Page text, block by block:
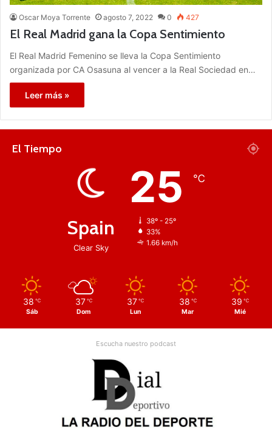
Oscar Moya Torrente agosto 7, 2022 0 427
El Real Madrid gana la Copa Sentimiento
El Real Madrid Femenino se lleva la Copa Sentimiento
organizada por CA Osasuna al vencer a la Real Sociedad en…
Leer más »
El Tiempo
Spain
Clear Sky
25 ℃
38º - 25º
33%
1.66 km/h
38 ℃
Sáb
37 ℃
Dom
37 ℃
Lun
38 ℃
Mar
39 ℃
Mié
Escucha nuestro podcast